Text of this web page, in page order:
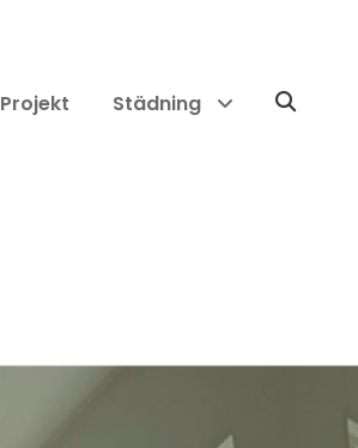
Projekt Städning